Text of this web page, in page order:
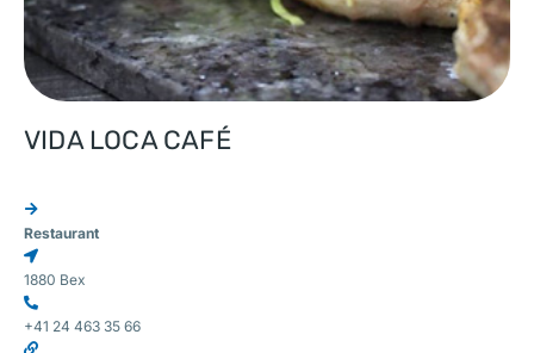
VIDA LOCA CAFÉ
Restaurant
1880 Bex
+41 24 463 35 66